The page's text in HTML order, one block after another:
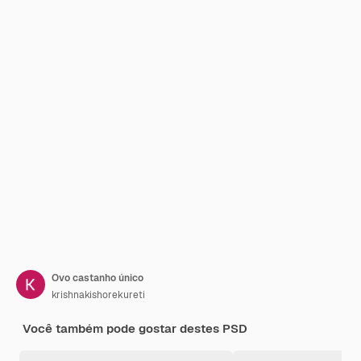
Ovo castanho único
krishnakishorekureti
Você também pode gostar destes PSD